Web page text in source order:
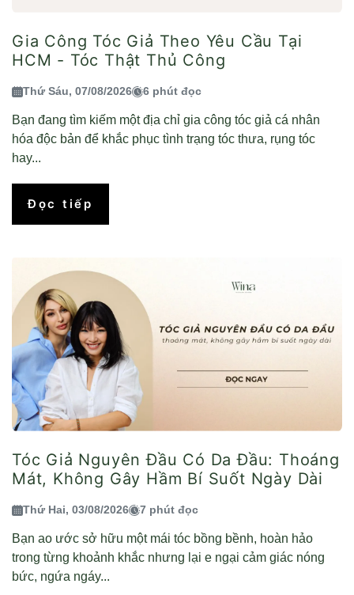
Gia Công Tóc Giả Theo Yêu Cầu Tại
HCM - Tóc Thật Thủ Công
Thứ Sáu, 07/08/2026 6 phút đọc
Bạn đang tìm kiếm một địa chỉ gia công tóc giả cá nhân
hóa độc bản để khắc phục tình trạng tóc thưa, rụng tóc
hay...
Đọc tiếp
Tóc Giả Nguyên Đầu Có Da Đầu: Thoáng
Mát, Không Gây Hầm Bí Suốt Ngày Dài
Thứ Hai, 03/08/2026 7 phút đọc
Bạn ao ước sở hữu một mái tóc bồng bềnh, hoàn hảo
trong từng khoảnh khắc nhưng lại e ngại cảm giác nóng
bức, ngứa ngáy...